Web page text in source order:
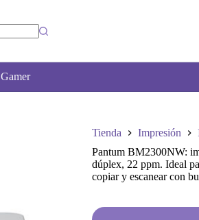
Gamer
Tienda Impresión
Pantum BM2300NW:
dúplex, 22 ppm. Ideal
copiar y escanear con